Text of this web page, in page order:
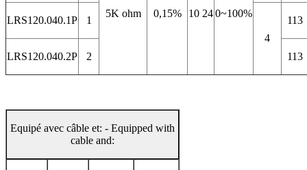
5K ohm 0,15% 10 240~100%
LRS120.040.1P
1
4
113
LRS120.040.2P 2 113
Equipé avec câble et: - Equipped with
cable and: